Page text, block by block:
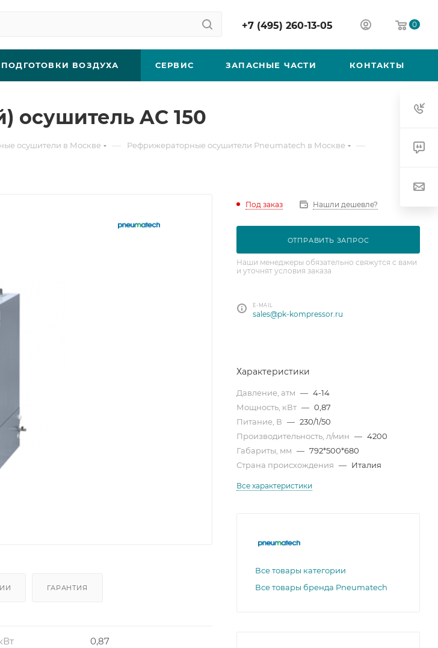
+7 (495) 260-13-05 0
ВОЗДУХА СЕРВИС ЗАПАСНЫЕ ЧАСТИ КОНТАКТЫ
AC 150
осушители в Москве — Рефрижераторные осушители Pneumatech в Москве —
ГАРАНТИЯ
0,87
Под заказ Нашли дешевле?
ОТПРАВИТЬ ЗАПРОС
Наши менеджеры обязательно свяжутся с вами
и уточнят условия заказа
E-MAIL
sales@pk-kompressor.ru
Характеристики
Давление, атм — 4-14
Мощность, кВт — 0,87
Питание, В — 230/1/50
Производительность, л/мин — 4200
Габариты, мм — 792*500*680
Страна происхождения — Италия
Все характеристики
Все товары категории
Все товары бренда Pneumatech